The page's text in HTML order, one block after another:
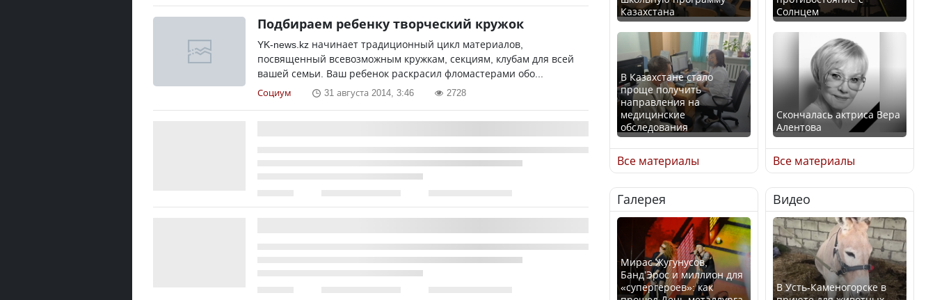
Подбираем ребенку творческий кружок
YK-news.kz начинает традиционный цикл материалов,
посвященный всевозможным кружкам, секциям, клубам для всей
вашей семьи. Ваш ребенок раскрасил фломастерами обо...
Социум 31 августа 2014, 3:46 2728
Казахстана
В Казахстане стало
проще получить
направления на
медицинские
обследования
Қазақстан Орталық Азия
елдері арасында әл-ауқат
индексінде көш бастады
Все материалы
Солнцем
Скончалась актриса Вера
Алентова
В РФ вынесен заочный
приговор по уголовному
делу об убийстве Игоря
Талькова
Все материалы
Галерея
Мирас Жугунусов,
Банд’Эрос и миллион для
«супергероев»: как
Видео
В Усть-Каменогорске в